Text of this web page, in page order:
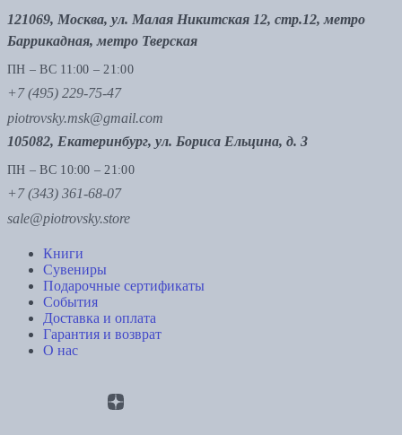
121069, Москва, ул. Малая Никитская 12, стр.12, метро
Баррикадная, метро Тверская
ПН – ВС 11:00 – 21:00
+7 (495) 229-75-47
piotrovsky.msk@gmail.com
105082, Екатеринбург, ул. Бориса Ельцина, д. 3
ПН – ВС 10:00 – 21:00
+7 (343) 361-68-07
sale@piotrovsky.store
Книги
Сувениры
Подарочные сертификаты
События
Доставка и оплата
Гарантия и возврат
О нас